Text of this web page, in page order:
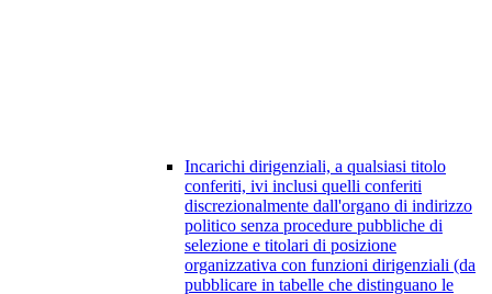
Incarichi dirigenziali, a qualsiasi titolo
conferiti, ivi inclusi quelli conferiti
discrezionalmente dall'organo di indirizzo
politico senza procedure pubbliche di
selezione e titolari di posizione
organizzativa con funzioni dirigenziali (da
pubblicare in tabelle che distinguano le